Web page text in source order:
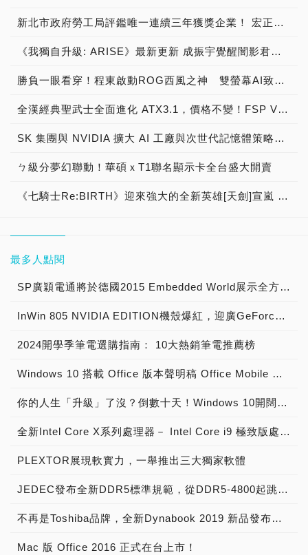
新北市政府勞工局評鑑唯一連續三年獲獎企業！ 宏正三度榮膺新北市政府<友善移工企業>殊榮
《我獨自升級: ARISE》最新更新 成振宇覺醒闇影君主繼承者
勝負一眼看穿！程東啟動ROG西風之神 雙螢幕AI致勝全局
全漢經典聖武士全面進化 ATX3.1，價格不變！FSP VIC BD+ 電競入門最強銅牌電源！ ATX 3.1、全新壓紋線材、登錄享 5 年保固，打造新世代入門電競首選
SK 集團與 NVIDIA 擴大 AI 工廠與次世代記憶體策略合作 規模逾 5,000 億美元的 NVIDIA-SK AI 計畫（NVIDIA-SK AI Initiative）， 涵蓋 SK Telecom 最高達 2GW 的 AI 工廠，以及與 SK 海力士的長期 AI 記憶體合作
ㄅ級分夢幻聯動！華碩ｘT1聯名顯示卡全台盛大開賣
《七騎士Re:BIRTH》迎來強大的全新英雄[天劍]宣嵐 同步推出韓國主題劇情
最多人點閱
SP廣穎電通將於德國2015 Embedded World展示全方位工控系列產品
InWin 805 NVIDIA EDITION機殼爆紅，迎廣GeForce GTX特仕版機箱正式開賣！
2024開學季筆電選購指南： 10大熱銷筆電推薦榜
Windows 10 搭載 Office 版本聲明稿 Office Mobile 、 Office 2016 與 Office 365 版本差異說明
你的人生「升級」了沒？倒數十天！Windows 10開闊你的無限視野
全新Intel Core X系列處理器－ Intel Core i9 極致版處理器 重裝上陣
PLEXTOR展現軟實力，一舉推出三大獨家軟體
JEDEC發布全新DDR5標準規範，從DDR5-4800起跳! 將加速導入下世代高效能電腦系統
不再是Toshiba品牌，全新Dynabook 2019 新品發布，透過運算與服務改變世界
Mac 版 Office 2016 正式在台上市！